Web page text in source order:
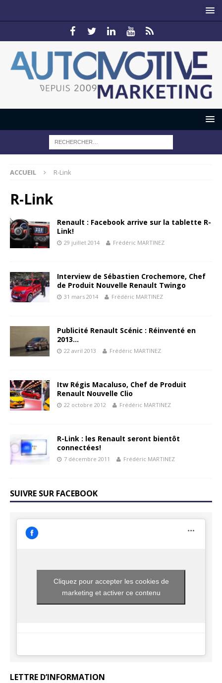
ACCUEIL R-Link
R-Link
Renault : Facebook arrive sur la tablette R-
Link!
29 juillet 2014 Frédéric MARTINEZ
Interview de Sébastien Crochemore, Chef
de Produit Nouvelle Renault Twingo
31 mars 2014 Frédéric MARTINEZ
Publicité Renault Scénic : Réinventé en
2013…
22 avril 2013 Frédéric MARTINEZ
Itw Régis Macaluso, Chef de Produit
Renault Nouvelle Clio
22 octobre 2012 Frédéric MARTINEZ
R-Link : les Renault seront bientôt
connectées!
7 décembre 2011 Frédéric MARTINEZ
SUIVRE SUR FACEBOOK
Cliquez pour accepter les cookies de
marketing et activer ce contenu
LETTRE D’INFORMATION